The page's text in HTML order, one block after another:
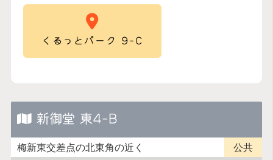
くるっとパーク 9-C
新御堂 東4-B
梅新東交差点の北東角の近く
公共